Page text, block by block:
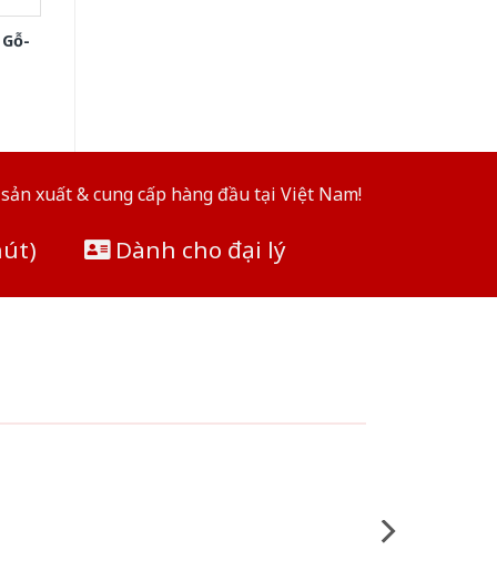
xuất & cung cấp hàng đầu tại Việt Nam!
Dành cho đại lý